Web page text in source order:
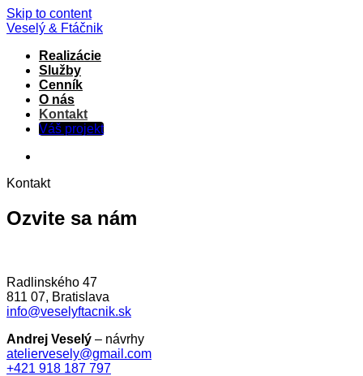
Skip to content
Veselý & Ftáčnik
Realizácie
Služby
Cenník
O nás
Kontakt
Váš projekt
Kontakt
Ozvite sa nám
Radlinského 47
811 07, Bratislava
info@veselyftacnik.sk
Andrej Veselý – návrhy
ateliervesely@gmail.com
+421 918 187 797